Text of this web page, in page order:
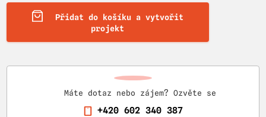
Přidat do košíku a vytvořit
projekt
Máte dotaz nebo zájem? Ozvěte se
+420 602 340 387